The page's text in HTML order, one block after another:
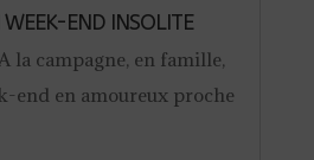
WEEK-END INSOLITE
la campagne, en famille,
end en amoureux proche